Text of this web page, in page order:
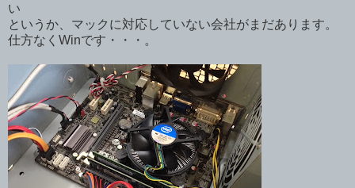
い
というか、マックに対応していない会社がまだあります。
仕方なくWinです・・・。